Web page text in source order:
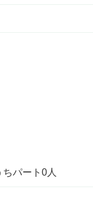
パート0人